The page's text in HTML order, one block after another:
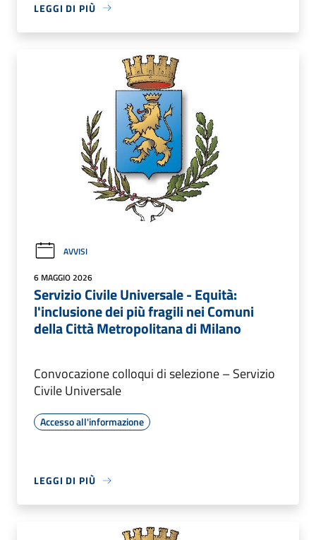
LEGGI DI PIÙ
AVVISI
6 MAGGIO 2026
Servizio Civile Universale - Equità:
l'inclusione dei più fragili nei Comuni
della Città Metropolitana di Milano
Convocazione colloqui di selezione – Servizio
Civile Universale
Accesso all'informazione
LEGGI DI PIÙ